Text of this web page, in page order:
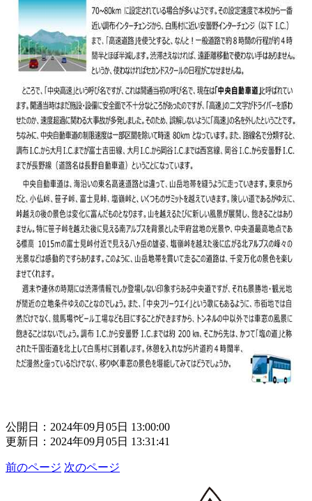
公開日：2024年09月05日 13:00:00
更新日：2024年09月05日 13:31:41
前のページ 次のページ